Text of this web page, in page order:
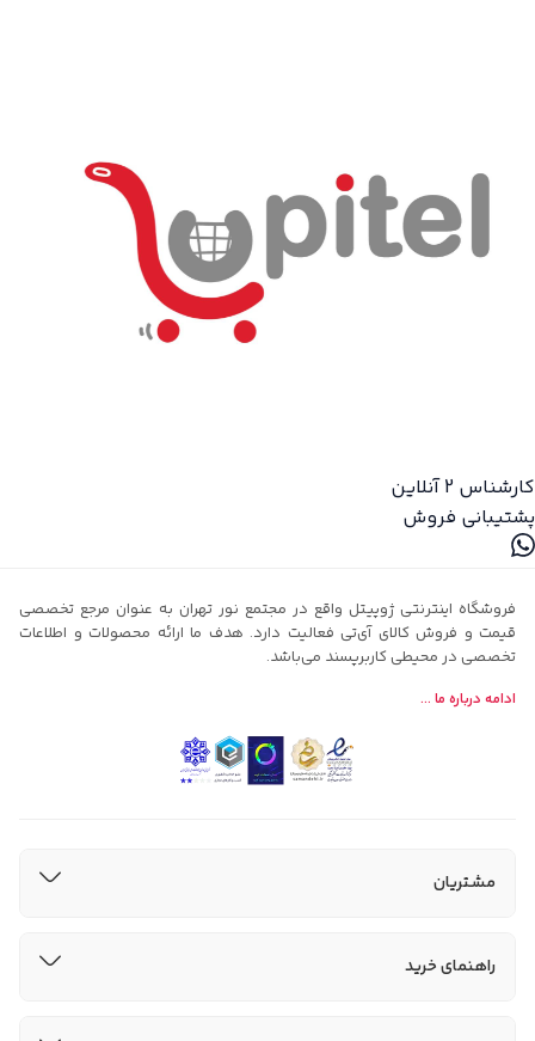
کارشناس 2
آنلاین
پشتیبانی فروش
فروشگاه اینترنتی ژوپیتل واقع در مجتمع نور تهران به عنوان مرجع تخصصی
قیمت و فروش کالای آی‌تی فعالیت دارد. هدف ما ارائه محصولات و اطلاعات
تخصصی در محیطی کاربرپسند می‌باشد.
ادامه درباره ما ...
مشتریان
راهنمای خرید